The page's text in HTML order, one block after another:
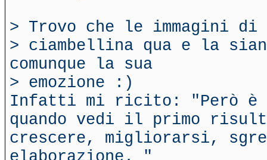
> Trovo che le immagini di
> ciambellina qua e la
comunque la sua
> emozione :)
Infatti mi ricito: "Però è
quando vedi il primo
crescere, migliorarsi,